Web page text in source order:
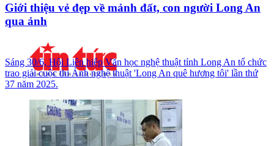
Giới thiệu vẻ đẹp về mảnh đất, con người Long An
qua ảnh
Sáng 30/6, Hội Liên hiệp Văn học nghệ thuật tỉnh Long An tổ chức
trao giải cuộc thi Ảnh nghệ thuật 'Long An quê hương tôi' lần thứ
37 năm 2025.